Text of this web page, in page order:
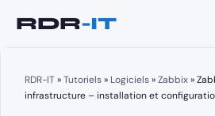
RDR-IT»Tutoriels» Logiciels»Zabbix»
infrastructure – installation et